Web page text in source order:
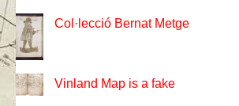
Col·lecció Bernat Metge
Vinland Map is a fake